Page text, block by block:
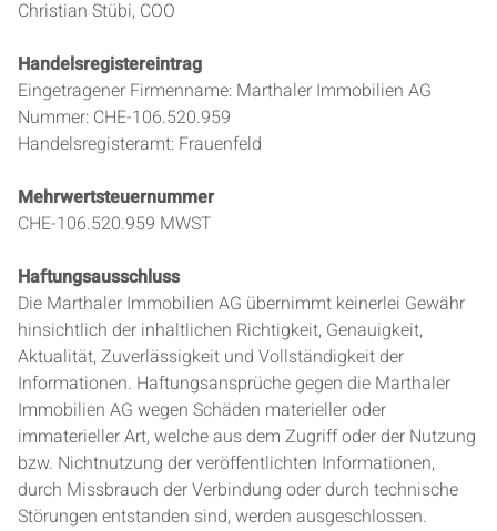
Christian Stübi, COO
Handelsregistereintrag
Eingetragener Firmenname: Marthaler Immobilien AG
Nummer: CHE-106.520.959
Handelsregisteramt: Frauenfeld
Mehrwertsteuernummer
CHE-106.520.959 MWST
Haftungsausschluss
Die Marthaler Immobilien AG übernimmt keinerlei Gewähr
hinsichtlich der inhaltlichen Richtigkeit, Genauigkeit,
Aktualität, Zuverlässigkeit und Vollständigkeit der
Informationen. Haftungsansprüche gegen die Marthaler
Immobilien AG wegen Schäden materieller oder
immaterieller Art, welche aus dem Zugriff oder der Nutzung
bzw. Nichtnutzung der veröffentlichten Informationen,
durch Missbrauch der Verbindung oder durch technische
Störungen entstanden sind, werden ausgeschlossen.